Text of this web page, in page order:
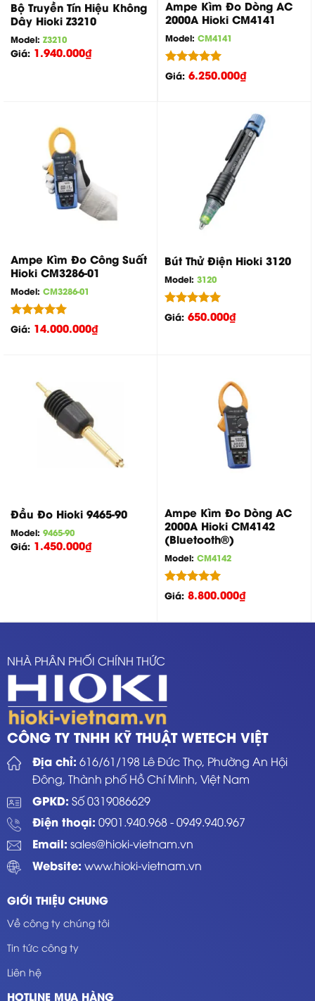
Bộ Truyền Tín Hiệu Không
Dây Hioki Z3210
Model: Z3210
Giá: 1.940.000₫
Ampe Kìm Đo Dòng AC
2000A Hioki CM4141
Model: CM4141
Được xếp
hạng5.00
Giá: 6.250.000₫
Ampe Kìm Đo Công Suất
Hioki CM3286-01
Model: CM3286-01
Được xếp
hạng
5.00
Giá: 14.000.000₫
Bút Thử Điện Hioki 3120
Model: 3120
Được xếp
hạng5.00
Giá: 650.000₫
Đầu Đo Hioki 9465-90
Model: 9465-90
Giá: 1.450.000₫
Ampe Kìm Đo Dòng AC
2000A Hioki CM4142
(Bluetooth®)
Model: CM4142
Được xếp
hạng 5.00
Giá: 8.800.000₫
NHÀ PHÂN PHỐI CHÍNH THỨC
CÔNG TY TNHH KỸ THUẬT WETECH VIỆT
Địa chỉ: 616/61/198 Lê Đức Thọ, Phường An Hội
Đông, Thành phố Hồ Chí Minh, Việt Nam
GPKD: Số 0319086629
Điện thoại: 0901.940.968-0949.940.967
Email: sales@hioki-vietnam.vn
Website: www.hioki-vietnam.vn
GIỚI THIỆU CHUNG
Về công ty chúng tôi
Tin tức công ty
Liên hệ
HOTLINE MUA HÀNG